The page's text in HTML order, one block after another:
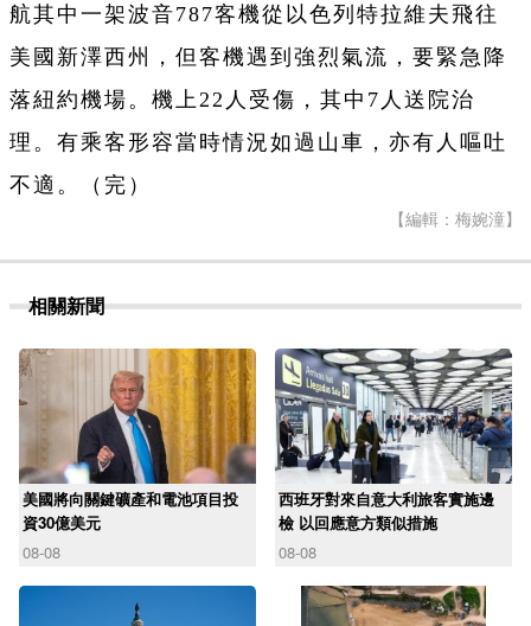
航其中一架波音787客機從以色列特拉維夫飛往
美國新澤西州，但客機遇到強烈氣流，要緊急降
落紐約機場。機上22人受傷，其中7人送院治
理。有乘客形容當時情況如過山車，亦有人嘔吐
不適。（完）
【編輯：梅婉潼】
相關新聞
美國將向關鍵礦產和電池項目投
資30億美元
08-08
西班牙對來自意大利旅客實施邊
檢 以回應意方類似措施
08-08